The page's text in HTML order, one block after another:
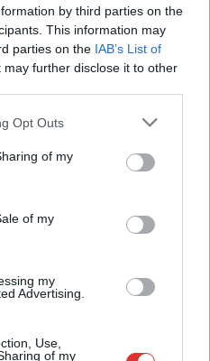
by third parties on the
This information may
parties on the IAB’s List of
may further disclose it to other
uses one or more Google
behaviour. You may click to
and its third-party tags to
purposes in below Google
Opt Outs
of my
of my
my
Advertising.
Use,
of my
mint 50 példány jelenléte),
jogosult bevonásával további
szövetség korábban közölte,
vizeiken a nagy
tartós jelenlétének
A HECSMSZ a
,kárókatona
mártélyi